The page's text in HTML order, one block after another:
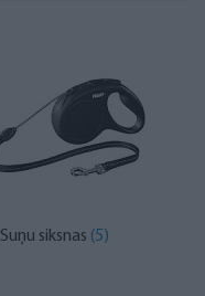
Suņu siksnas (5)